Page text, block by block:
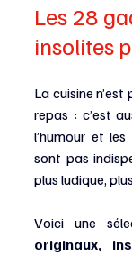
Les 28
insolites
La cuisine
repas : c’est
l’humour et
sont pas
plus ludique,
Voici une
originaux,